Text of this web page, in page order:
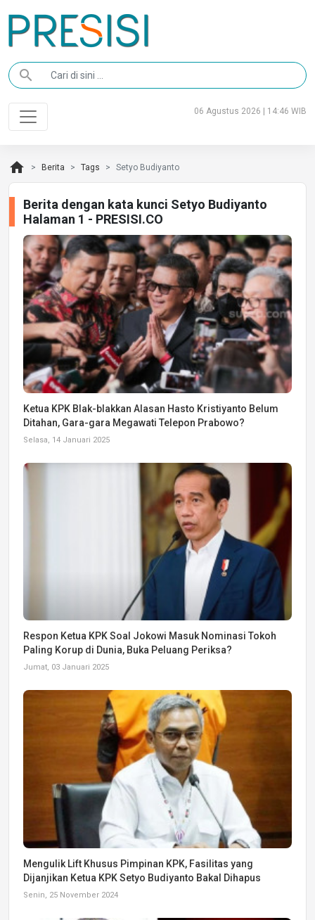
search
06 Agustus 2026 | 14:46 WIB
home Berita Tags Setyo Budiyanto
Berita dengan kata kunci Setyo Budiyanto
Halaman 1 - PRESISI.CO
Ketua KPK Blak-blakkan Alasan Hasto Kristiyanto Belum
Ditahan, Gara-gara Megawati Telepon Prabowo?
Selasa, 14 Januari 2025
Respon Ketua KPK Soal Jokowi Masuk Nominasi Tokoh
Paling Korup di Dunia, Buka Peluang Periksa?
Jumat, 03 Januari 2025
Mengulik Lift Khusus Pimpinan KPK, Fasilitas yang
Dijanjikan Ketua KPK Setyo Budiyanto Bakal Dihapus
Senin, 25 November 2024